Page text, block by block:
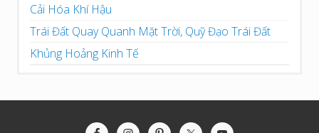
Cải Hóa Khí Hậu
Trái Đất Quay Quanh Mặt Trời, Quỹ Đạo Trái Đất
Khủng Hoảng Kinh Tế